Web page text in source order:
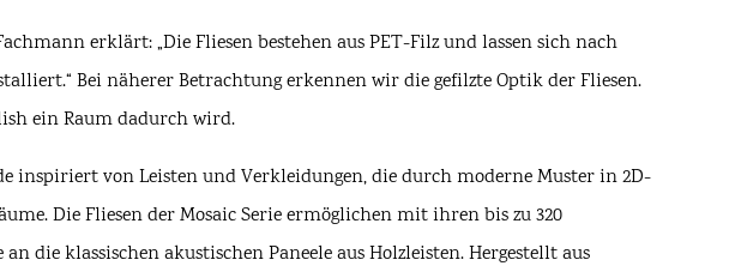
erklärt: „Die Fliesen bestehen aus PET-Filz und lassen sich nach
Bei näherer Betrachtung erkennen wir die gefilzte Optik der Fliesen.
ein Raum dadurch wird.
inspiriert von Leisten und Verkleidungen, die durch moderne Muster in 2D-
Die Fliesen der Mosaic Serie ermöglichen mit ihren bis zu 320
die klassischen akustischen Paneele aus Holzleisten. Hergestellt aus